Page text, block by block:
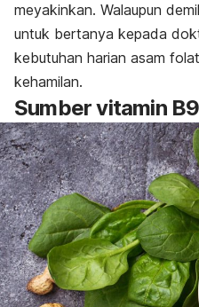
meyakinkan. Walaupun
untuk bertanya kepada
kebutuhan harian asam
kehamilan.
Sumber vitamin B9